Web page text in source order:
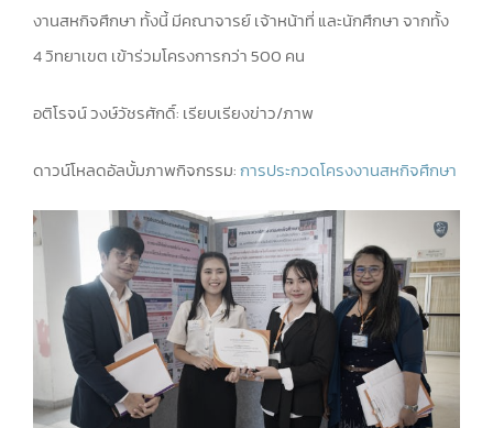
งานสหกิจศึกษา ทั้งนี้ มีคณาจารย์ เจ้าหน้าที่ และนักศึกษา จากทั้ง
4 วิทยาเขต เข้าร่วมโครงการกว่า 500 คน
อติโรจน์ วงษ์วัชรศักดิ์: เรียบเรียงข่าว/ภาพ
ดาวน์โหลดอัลบั้มภาพกิจกรรม:การประกวดโครงงานสหกิจศึกษา